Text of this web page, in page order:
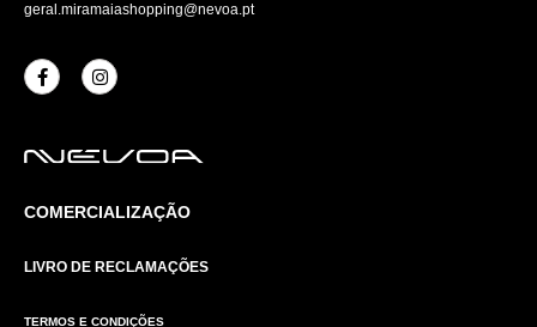
geral.miramaiashopping@nevoa.pt
COMERCIALIZAÇÃO
LIVRO DE RECLAMAÇÕES
TERMOS E CONDIÇÕES